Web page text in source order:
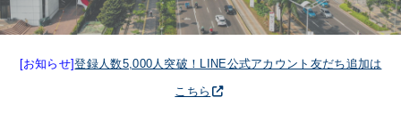
[お知らせ]登録人数5,000人突破！LINE公式アカウント友だち追加は
こちら